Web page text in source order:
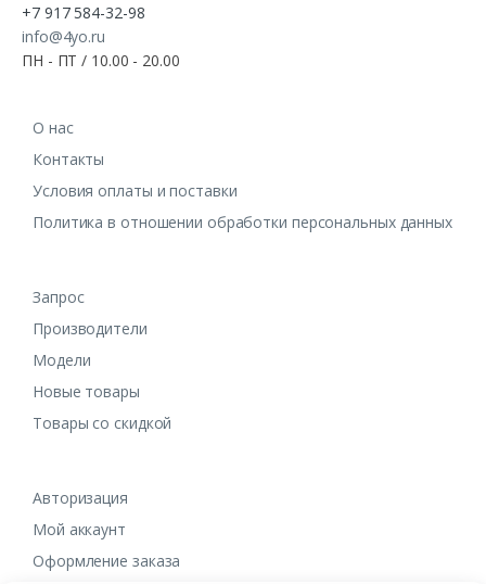
+7 917 584-32-98
info@4yo.ru
ПН - ПТ / 10.00 - 20.00
О нас
Контакты
Условия оплаты и поставки
Политика в отношении обработки персональных данных
Запрос
Производители
Модели
Новые товары
Товары со скидкой
Авторизация
Мой аккаунт
Оформление заказа